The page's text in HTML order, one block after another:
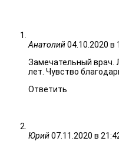
Анатолий04.10.2020 в
Замечательный врач.
лет. Чувство
Ответить
Юрий07.11.2020 в